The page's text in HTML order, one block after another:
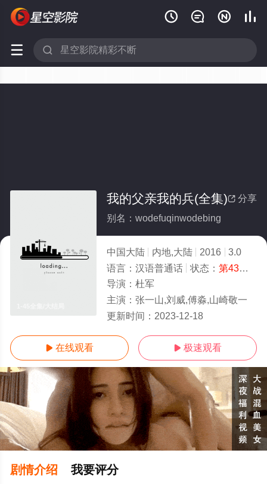
   
 
 分享
我的父亲我的兵(全集)
别名：wodefuqinwodebing
中国大陆 内地,大陆 2016
3.0
语言： 汉语普通话 状态： 第43集
导演： 杜军
主演： 张一山,刘威,傅淼,山崎敬一
更新时间： 2023-12-18
 在线观看  极速观看
剧情介绍 我要评分